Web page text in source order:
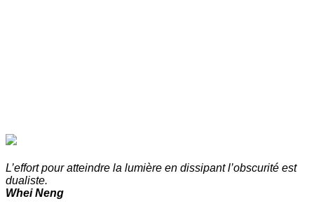
L’effort pour atteindre la lumière en dissipant l’obscurité est
dualiste.
Whei Neng